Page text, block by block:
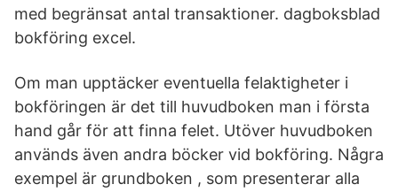
med begränsat antal transaktioner. dagboksblad
bokföring excel.
Om man upptäcker eventuella felaktigheter i
bokföringen är det till huvudboken man i första
hand går för att finna felet. Utöver huvudboken
används även andra böcker vid bokföring. Några
exempel är grundboken , som presenterar alla